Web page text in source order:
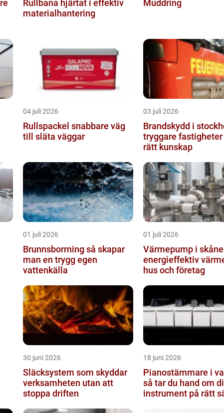
Rullbana hjärtat i effektiv
materialhantering
Muddring
04 juli 2026
Rullspackel snabbare väg
till släta väggar
03 juli 2026
Brandskydd i
tryggare fastigheter
rätt kunskap
01 juli 2026
Brunnsborrning så skapar
man en trygg egen
vattenkälla
01 juli 2026
Värmepump i skåne
energieffektiv
hus och företag
30 juni 2026
Släcksystem som skyddar
verksamheten utan att
stoppa driften
18 juni 2026
Pianostämmare i
så tar du hand om
instrument på rätt